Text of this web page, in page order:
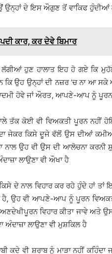
ਉਨ੍ਹਾਂ ਦੇ ਇਸ ਔਗੁਣ ਤੋਂ ਵਾਕਿਫ
ਕਾਰ, ਕਰ ਦੇਵੇ ਬਿਮਾਰ
ਲੱਗੀਆਂ ਹੁਣ ਹਾਲਾਤ ਇਹ ਹੋ ਗਏ ਕਿ
ਕਿ ਉਹ ਉਨ੍ਹਾਂ ਦੀ ਨਜ਼ਰ ’ਚ ਨਾ ਆ
ਹੋਵੇ ਜਾਂ ਔਰਤ, ਆਪਣੇ-ਆਪ ਨੂੰ
ਤੱਕ ਕੋਈ ਵੀ ਵਿਅਕਤੀ ਪੂਰਨ
ਜੇਕਰ ਕਿਸੇ ਦੂਜੇ ਵੱਲੋਂ ਉਸ ਦੀਆਂ
ਨਾਲ ਉਹ ਵੀ ਉਸ ਦੀ ਆਲੋਚਨਾ
ਲਾਉਣਾ ਵੀ ਔਖਾ ਹੈ
ਦੇ ਨਾਲ ਵਿਹਾਰ ਕਰ ਰਹੇ ਹੁੰਦੇ ਹਾਂ ਤਾਂ
ਹੈ, ਉਹ ਵੀ ਆਪਣੇ-ਆਪ ਨੂੰ ਪੂਰਨ
ਵਿਹਾਰ ਕੀਤਾ ਜਾਵੇ ਅਤੇ
ਅੰਦਾਜ਼ਾ ਲਾਉਣਾ ਵੀ ਮੁਸ਼ਕਿਲ ਹੈ
ਕਦੇ ਵੀ ਸ਼ਰਾਬ ਨੂੰ ਮਾੜਾ ਨਹੀਂ